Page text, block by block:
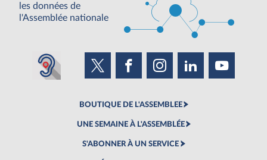
les données de
l'Assemblée nationale
BOUTIQUE DE L'ASSEMBLEE
UNE SEMAINE À L'ASSEMBLÉE
S'ABONNER À UN SERVICE